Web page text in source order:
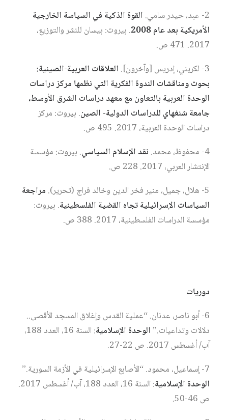
2- عبد، حيدر سامي.
القوة الذكية في السياسة الخارجية
الأمريكية بعد عام 2008
. بيروت: بيسان للنشر والتوزيع،
2017. 471 ص.
3- لكريني، إدريس [وآخرون].
العلاقات العربية-الصينية:
بحوث ومناقشات الندوة الفكرية التي نظمها مركز دراسات
الوحدة العربية بالتعاون مع معهد دراسات الشرق الأوسط،
جامعة شنغهاي للدراسات الدولية- الصين. بيروت: مركز
دراسات الوحدة العربية، 2017. 495 ص.
4- محفوظ، محمد.
نقد الإسلام السياسي. بيروت: مؤسسة
الإنتشار العربي، 2017. 228 ص.
5- هلال، جميل، منير فخر الدين وخالد فراج (تحرير).
مراجعة
السياسات الإسرائيلية تجاه القضية الفلسطينية. بيروت:
مؤسسة الدراسات الفلسطينية، 2017. 388 ص.
دوريات
6- أبو ناصر، عدنان. “عملية القدس وإغلاق المسجد الأقصى..
دلالات وتداعيات.”الوحدة الإسلامية
: السنة 16، العدد 188،
آب/ أغسطس 2017. ص 22-27.
7- إسماعيل، محمود. “الأصابع الإسرائيلية في الأزمة السورية.”
الوحدة الإسلامية
: السنة 16، العدد 188، آب/ أغسطس 2017.
ص 46-50.